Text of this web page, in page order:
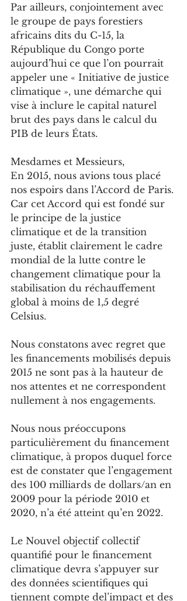
Par ailleurs, conjointement avec
le groupe de pays forestiers
africains dits du C-15, la
République du Congo porte
aujourd’hui ce que l’on pourrait
appeler une « Initiative de justice
climatique », une démarche qui
vise à inclure le capital naturel
brut des pays dans le calcul du
PIB de leurs États.
Mesdames et Messieurs,
En 2015, nous avions tous placé
nos espoirs dans l’Accord de Paris.
Car cet Accord qui est fondé sur
le principe de la justice
climatique et de la transition
juste, établit clairement le cadre
mondial de la lutte contre le
changement climatique pour la
stabilisation du réchauffement
global à moins de 1,5 degré
Celsius.
Nous constatons avec regret que
les financements mobilisés depuis
2015 ne sont pas à la hauteur de
nos attentes et ne correspondent
nullement à nos engagements.
Nous nous préoccupons
particulièrement du financement
climatique, à propos duquel force
est de constater que l’engagement
des 100 milliards de dollars/an en
2009 pour la période 2010 et
2020, n’a été atteint qu’en 2022.
Le Nouvel objectif collectif
quantifié pour le financement
climatique devra s’appuyer sur
des données scientifiques qui
tiennent compte del’impact et des